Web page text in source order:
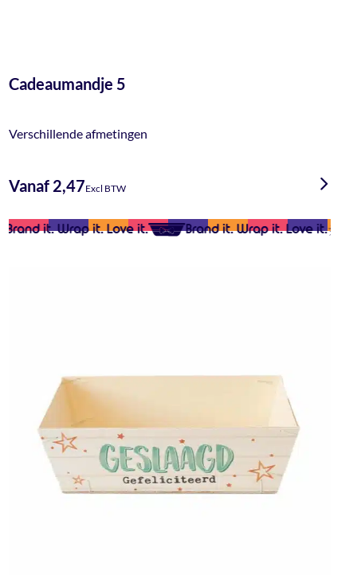
Cadeaumandje 5
Verschillende afmetingen
Vanaf 2,47Excl BTW
Brand it. Wrap it. Love it. Brand it. Wrap it. Love it.